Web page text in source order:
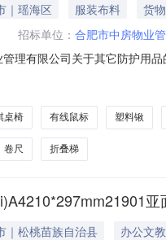
｜瑶海区 服装布料
货物
招标单位： 合肥市中房物业
理有限公司关于其它防护用
有限公司采购单位地址:/三
桌椅 有线鼠标 塑料锹
卷尺 折叠梯
｜松桃苗族自治县
办公文教